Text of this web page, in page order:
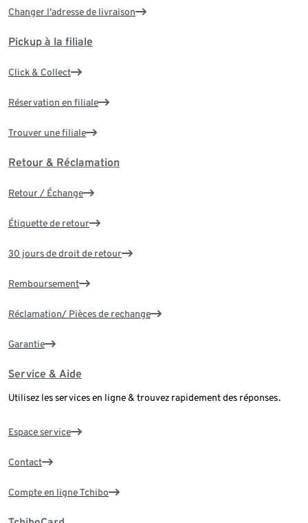
Changer l'adresse de livraison
Pickup à la filiale
Click & Collect
Réservation en filiale
Trouver une filiale
Retour & Réclamation
Retour / Échange
Étiquette de retour
30 jours de droit de retour
Remboursement
Réclamation/ Pièces de rechange
Garantie
Service & Aide
Utilisez les services en ligne & trouvez rapidement des réponses.
Espace service
Contact
Compte en ligne Tchibo